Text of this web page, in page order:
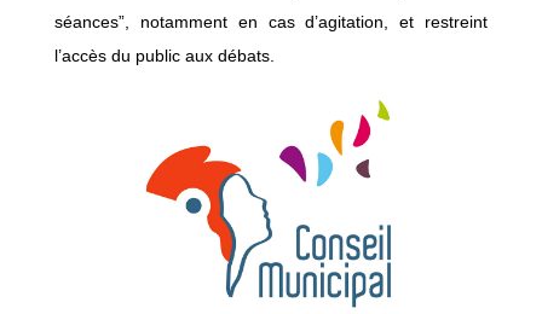
séances”, notamment en cas d’agitation, et restreint
l’accès du public aux débats.